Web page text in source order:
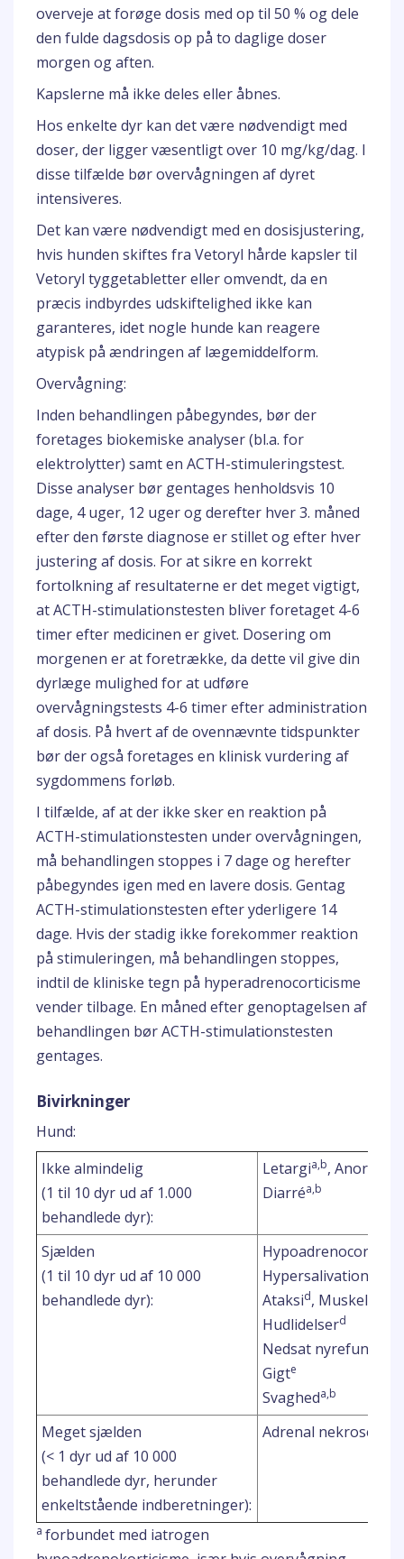
overveje at forøge dosis med op til 50 % og dele
den fulde dagsdosis op på to daglige doser
morgen og aften.
Kapslerne må ikke deles eller åbnes.
Hos enkelte dyr kan det være nødvendigt med
doser, der ligger væsentligt over 10 mg/kg/dag. I
disse tilfælde bør overvågningen af dyret
intensiveres.
Det kan være nødvendigt med en dosisjustering,
hvis hunden skiftes fra Vetoryl hårde kapsler til
Vetoryl tyggetabletter eller omvendt, da en
præcis indbyrdes udskiftelighed ikke kan
garanteres, idet nogle hunde kan reagere
atypisk på ændringen af lægemiddelform.
Overvågning:
Inden behandlingen påbegyndes, bør der
foretages biokemiske analyser (bl.a. for
elektrolytter) samt en ACTH-stimuleringstest.
Disse analyser bør gentages henholdsvis 10
dage, 4 uger, 12 uger og derefter hver 3. måned
efter den første diagnose er stillet og efter hver
justering af dosis. For at sikre en korrekt
fortolkning af resultaterne er det meget vigtigt,
at ACTH-stimulationstesten bliver foretaget 4-6
timer efter medicinen er givet. Dosering om
morgenen er at foretrække, da dette vil give din
dyrlæge mulighed for at udføre
overvågningstests 4-6 timer efter administration
af dosis. På hvert af de ovennævnte tidspunkter
bør der også foretages en klinisk vurdering af
sygdommens forløb.
I tilfælde, af at der ikke sker en reaktion på
ACTH-stimulationstesten under overvågningen,
må behandlingen stoppes i 7 dage og herefter
påbegyndes igen med en lavere dosis. Gentag
ACTH-stimulationstesten efter yderligere 14
dage. Hvis der stadig ikke forekommer reaktion
på stimuleringen, må behandlingen stoppes,
indtil de kliniske tegn på hyperadrenocorticisme
vender tilbage. En måned efter genoptagelsen af
behandlingen bør ACTH-stimulationstesten
gentages.
Bivirkninger
Hund:
Ikke almindelig
(1 til 10 dyr ud af 1.000
behandlede dyr):
Letargia,b, Anoreksi
Diarréa,b
Sjælden
(1 til 10 dyr ud af 10 000
behandlede dyr):
Hypersalivation
Ataksid,
Hudlidelserd
Nedsat nyrefunktion
Gigte
Svagheda,b
Meget sjælden
(< 1 dyr ud af 10 000
behandlede dyr, herunder
enkeltstående indberetninger):
Adrenal nekrose
a forbundet med iatrogen